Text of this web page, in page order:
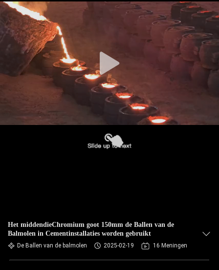
Het middendieChromium goot 150mm de Ballen van de
Balmolen in Cementinstallaties worden gebruikt
De Ballen van de balmolen 2025-02-19 16 Meningen